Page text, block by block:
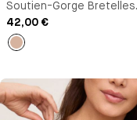
Soutien-Gorge Bretelles
Amovibles
42,00 €
Nude